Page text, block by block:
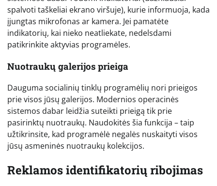
spalvoti taškeliai ekrano viršuje), kurie informuoja, kada
įjungtas mikrofonas ar kamera. Jei pamatėte
indikatorių, kai nieko neatliekate, nedelsdami
patikrinkite aktyvias programėles.
Nuotraukų galerijos prieiga
Dauguma socialinių tinklų programėlių nori prieigos
prie visos jūsų galerijos. Modernios operacinės
sistemos dabar leidžia suteikti prieigą tik prie
pasirinktų nuotraukų. Naudokitės šia funkcija – taip
užtikrinsite, kad programėlė negalės nuskaityti visos
jūsų asmeninės nuotraukų kolekcijos.
Reklamos identifikatorių ribojimas